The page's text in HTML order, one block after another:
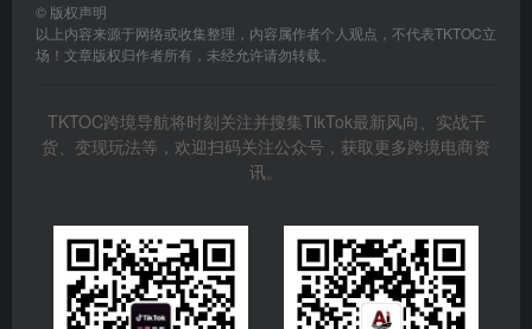
© 版权声明
以上内容来源于网络或收集整理，内容属作者个人观点，不代表TKTOC立
场！文章版权归作者所有，未经允许请勿转载。
TKTOC跨境导航将时刻关注并搜集TikTok最新风向、实战干
货、变现玩法等，欢迎扫码关注公众号，获取更多跨境电商资
讯。